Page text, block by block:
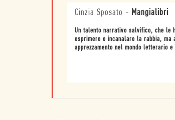
Cinzia Sposato - Mangialibri
Un talento narrativo salvifico, che le
esprimere e incanalare la rabbia, ma
apprezzamento nel mondo letterario